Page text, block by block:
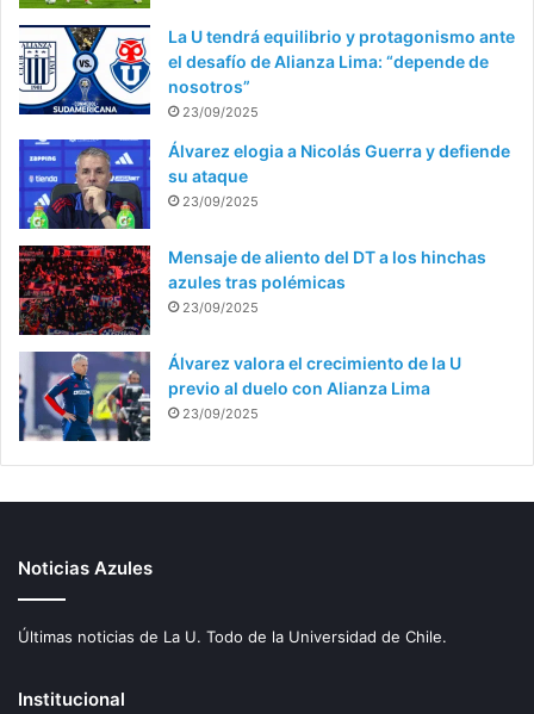
La U tendrá equilibrio y protagonismo ante
el desafío de Alianza Lima: “depende de
nosotros”
23/09/2025
Álvarez elogia a Nicolás Guerra y defiende
su ataque
23/09/2025
Mensaje de aliento del DT a los hinchas
azules tras polémicas
23/09/2025
Álvarez valora el crecimiento de la U
previo al duelo con Alianza Lima
23/09/2025
Noticias Azules
Últimas noticias de La U. Todo de la Universidad de Chile.
Institucional